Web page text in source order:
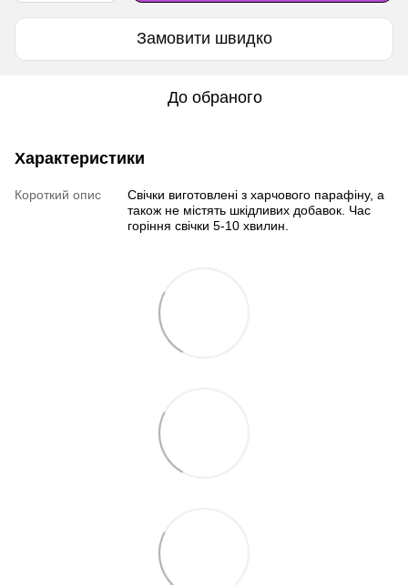
Замовити швидко
До обраного
Характеристики
Короткий опис
Свічки виготовлені з харчового парафіну, а
також не містять шкідливих добавок. Час
горіння свічки 5-10 хвилин.